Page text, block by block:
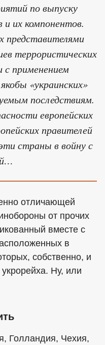
по выпуску
и их компонентов.
представителями
террористических
с применением
«украинских»
последствиям.
европейских
правителей
страны в войну с
отличающей
от прочих
вместе с
в
собственно, и
Ну, или
Голландия, Чехия,